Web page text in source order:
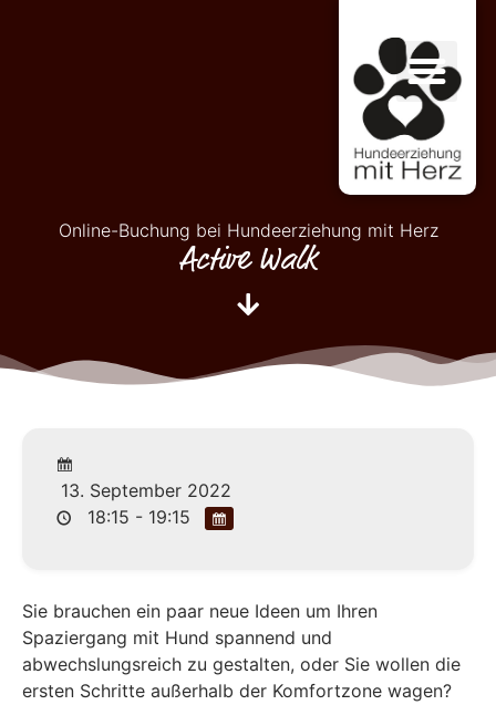
Online-Buchung bei Hundeerziehung mit Herz
Active Walk
13. September 2022
18:15 - 19:15
Sie brauchen ein paar neue Ideen um Ihren
Spaziergang mit Hund spannend und
abwechslungsreich zu gestalten, oder Sie wollen die
ersten Schritte außerhalb der Komfortzone wagen?